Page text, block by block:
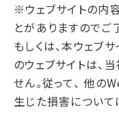
※ウェブサイトの内
とがありますのでご
もしくは、本ウェブ
のウェブサイトは、
せん。従って、 他の
生じた損害について